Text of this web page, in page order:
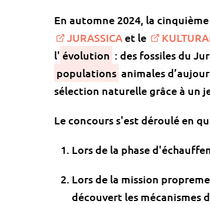
En automne 2024, la
JURASSICAet le
l' évolution : des fossiles du
populations animales
sélection naturelle grâce à un
Le concours s'est déroulé en
Lors de la phase
Lors de la mission
découvert les mécanismes